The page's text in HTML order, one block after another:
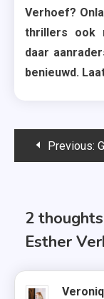
Verhoef?
thrillers ook
daar
benieuwd.
Bericht
Previous:
2
Esther